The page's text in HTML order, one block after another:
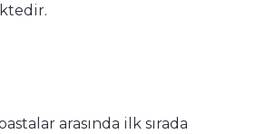
arasında ilk sırada